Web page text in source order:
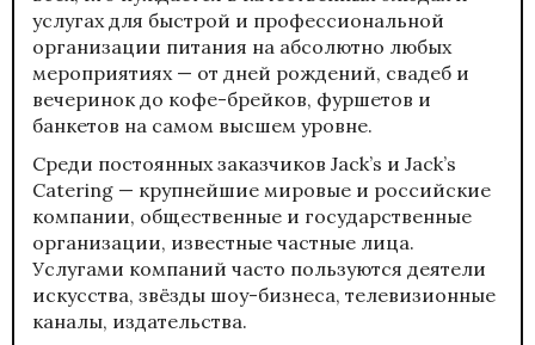
услугах для быстрой и профессиональной
организации питания на абсолютно любых
мероприятиях — от дней рождений, свадеб и
вечеринок до кофе-брейков, фуршетов и
банкетов на самом высшем уровне.
Среди постоянных заказчиков Jack’s и Jack’s
Catering — крупнейшие мировые и российские
компании, общественные и государственные
организации, известные частные лица.
Услугами компаний часто пользуются деятели
искусства, звёзды шоу-бизнеса, телевизионные
каналы, издательства.